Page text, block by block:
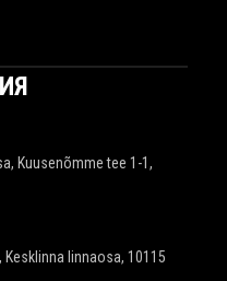
и маркетинга,
развиваться и
мире.
Kuusenõmme tee 1-1,
Kesklinna linnaosa, 10115